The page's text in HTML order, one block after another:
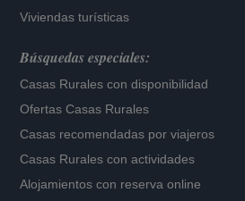
Viviendas turísticas
Búsquedas especiales:
Casas Rurales con disponibilidad
Ofertas Casas Rurales
Casas recomendadas por viajeros
Casas Rurales con actividades
Alojamientos con reserva online